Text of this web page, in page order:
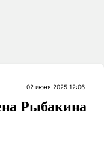
02 июня 2025 12:06
Рыбакина